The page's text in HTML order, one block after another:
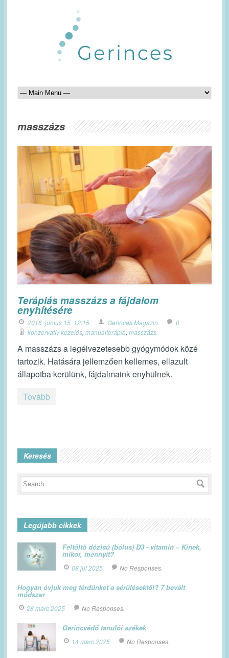
masszázs
Terápiás masszázs a fájdalom
enyhítésére
2016. június 15. 12:15 Gerinces Magazin
0
konzervatív kezelés, manuálterápia, masszázs
A masszázs a legélvezetesebb gyógymódok közé
tartozik. Hatására jellemzően kellemes, ellazult
állapotba kerülünk, fájdalmaink enyhülnek.
Tovább
Keresés
Legújabb cikkek
Feltöltő dózisú (bólus) D3 - vitamin – Kinek,
mikor, mennyit?
08 júl 2025 No Responses.
Hogyan óvjuk meg térdünket a sérülésektől? 7 bevált
módszer
28 márc 2025 No Responses.
Gerincvédő tanulói székek
14 márc 2025 No Responses.